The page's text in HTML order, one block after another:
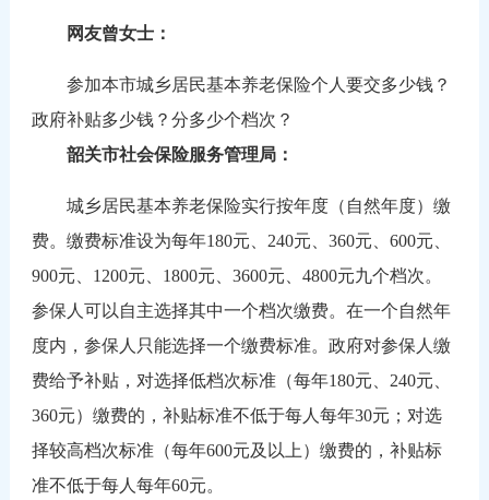
网友曾女士：
参加本市城乡居民基本养老保险个人要交多少钱？
政府补贴多少钱？分多少个档次？
韶关市社会保险服务管理局：
城乡居民基本养老保险实行按年度（自然年度）缴
费。缴费标准设为每年180元、240元、360元、600元、
900元、1200元、1800元、3600元、4800元九个档次。
参保人可以自主选择其中一个档次缴费。在一个自然年
度内，参保人只能选择一个缴费标准。政府对参保人缴
费给予补贴，对选择低档次标准（每年180元、240元、
360元）缴费的，补贴标准不低于每人每年30元；对选
择较高档次标准（每年600元及以上）缴费的，补贴标
准不低于每人每年60元。